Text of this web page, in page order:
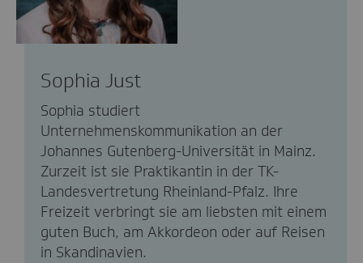
Sophia Just
Sophia studiert
Unternehmenskommunikation an der
Johannes Gutenberg-Universität in Mainz.
Zurzeit ist sie Praktikantin in der TK-
Landesvertretung Rheinland-Pfalz. Ihre
Freizeit verbringt sie am liebsten mit einem
guten Buch, am Akkordeon oder auf Reisen
in Skandinavien.